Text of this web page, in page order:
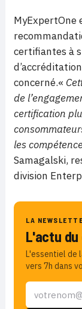
MyExpertOne
certifiantes à
concerné.«
de
certification
les
Samagalski,
division
LA
L'actu
L'essentiel de
vers 7h dans